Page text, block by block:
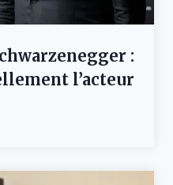
:
l’acteur